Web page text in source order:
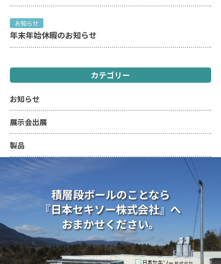
お知らせ
年末年始休暇のお知らせ
カテゴリー
お知らせ
展示会出展
製品
積層段ボールのことなら
『日本セキソー株式会社』へ
おまかせください。